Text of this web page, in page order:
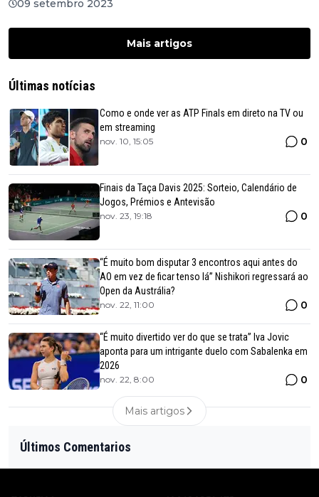
09 setembro 2023
Mais artigos
Últimas notícias
Como e onde ver as ATP Finals em direto na TV ou
em streaming
nov. 10, 15:05 0
Finais da Taça Davis 2025: Sorteio, Calendário de
Jogos, Prémios e Antevisão
nov. 23, 19:18 0
“É muito bom disputar 3 encontros aqui antes do
AO em vez de ficar tenso lá” Nishikori regressará ao
Open da Austrália?
nov. 22, 11:00 0
“É muito divertido ver do que se trata” Iva Jovic
aponta para um intrigante duelo com Sabalenka em
2026
nov. 22, 8:00 0
Mais artigos
Últimos Comentarios